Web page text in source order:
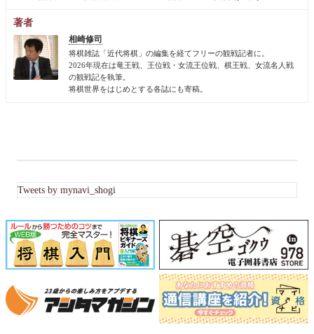
著者
相崎修司
将棋雑誌「近代将棋」の編集を経てフリーの観戦記者に。
2026年現在は竜王戦、王位戦・女流王位戦、棋王戦、女流名人戦
の観戦記を執筆。
将棋世界をはじめとする各誌にも寄稿。
Tweets by mynavi_shogi